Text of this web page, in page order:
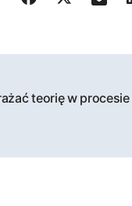
teorię w procesie